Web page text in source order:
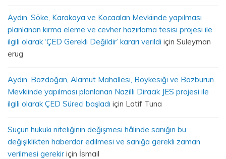
Aydın, Söke, Karakaya ve Kocaalan Mevkiinde yapılması
planlanan kırma eleme ve cevher hazırlama tesisi projesi ile
ilgili olarak ‘ÇED Gerekli Değildir’ kararı verildi için Suleyman
erug
Aydın, Bozdoğan, Alamut Mahallesi, Boykesiği ve Bozburun
Mevkiinde yapılması planlanan Nazilli Diracık JES projesi ile
ilgili olarak ÇED Süreci başladı için Latif Tuna
Suçun hukuki niteliğinin değişmesi hâlinde sanığın bu
değişiklikten haberdar edilmesi ve sanığa gerekli zaman
verilmesi gerekir için İsmail